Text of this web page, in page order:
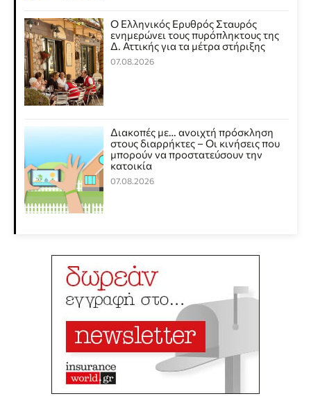
Ο Ελληνικός Ερυθρός Σταυρός
ενημερώνει τους πυρόπληκτους της
Δ. Αττικής για τα μέτρα στήριξης
07.08.2026
Διακοπές με… ανοιχτή πρόσκληση
στους διαρρήκτες – Οι κινήσεις που
μπορούν να προστατεύσουν την
κατοικία
07.08.2026